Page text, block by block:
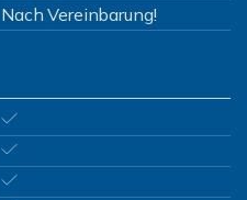
Nach Vereinbarung!